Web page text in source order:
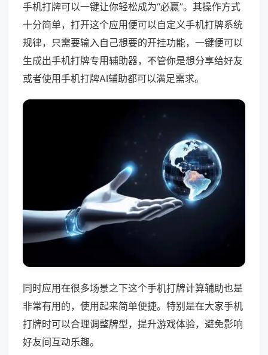
手机打牌可以一键让你轻松成为“必赢”。其操作方式
十分简单，打开这个应用便可以自定义手机打牌系统
规律，只需要输入自己想要的开挂功能，一键便可以
生成出手机打牌专用辅助器，不管你是想分享给好友
或者使用手机打牌AI辅助都可以满足需求。
同时应用在很多场景之下这个手机打牌计算辅助也是
非常有用的，使用起来简单便捷。特别是在大家手机
打牌时可以合理调整牌型，提升游戏体验，避免影响
好友间互动乐趣。